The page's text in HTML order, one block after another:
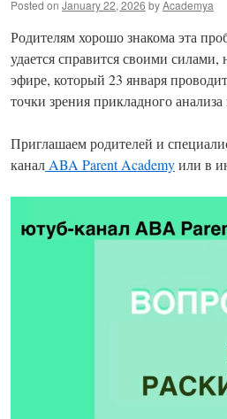
Posted on January 22, 2026 byAcademya
Родителям хорошо знакома эта
удается справится своими
эфире, который 23 января
точки зрения прикладного
Приглашаем родителей и
каналABA Parent Academyили в